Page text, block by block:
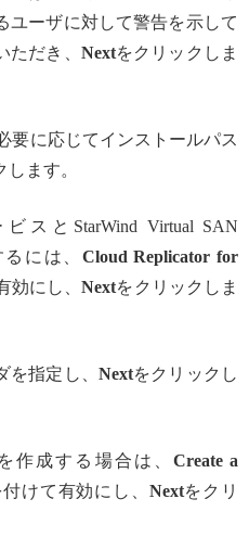
ユーザに対して警告を示して
ただき、 Nextをクリックしま
要に応じてインストールパス
します。
スとStarWind Virtual SAN
には、 Cloud Replicator for
効にし、Nextをクリックしま
を指定し、 Nextをクリックし
作成する場合は、 Create a
けて有効にし、 Nextをクリ